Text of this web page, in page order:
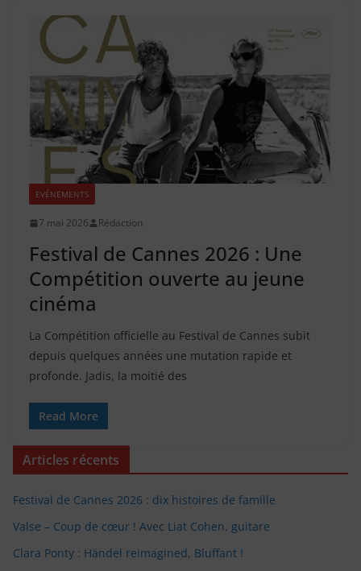
EVÉNEMENTS
7 mai 2026 Rédaction
Festival de Cannes 2026 : Une
Compétition ouverte au jeune
cinéma
La Compétition officielle au Festival de Cannes subit
depuis quelques années une mutation rapide et
profonde. Jadis, la moitié des
Read More
Articles récents
Festival de Cannes 2026 : dix histoires de famille
Valse – Coup de cœur ! Avec Liat Cohen, guitare
Clara Ponty : Händel reimagined, Bluffant !